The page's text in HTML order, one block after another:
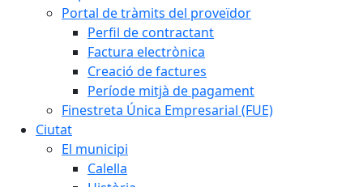
Portal de tràmits del proveïdor
Perfil de contractant
Factura electrònica
Creació de factures
Període mitjà de pagament
Finestreta Única Empresarial (FUE)
Ciutat
El municipi
Calella